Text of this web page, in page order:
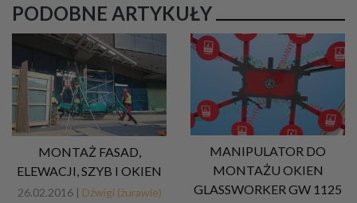
PODOBNE ARTYKUŁY
MONTAŻ FASAD,
ELEWACJI, SZYB I OKIEN
26.02.2016 | Dźwigi (żurawie)
MANIPULATOR DO
MONTAŻU OKIEN
GLASSWORKER GW 1125